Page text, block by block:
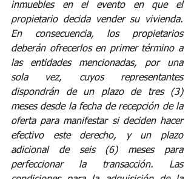
inmuebles en el evento en que el
propietario decida vender su vivienda.
En consecuencia, los propietarios
deberán ofrecerlos en primer término a
las entidades mencionadas, por una
sola vez, cuyos representantes
dispondrán de un plazo de tres (3)
meses desde la fecha de recepción de la
oferta para manifestar si deciden hacer
efectivo este derecho, y un plazo
adicional de seis (6) meses para
perfeccionar la transacción. Las